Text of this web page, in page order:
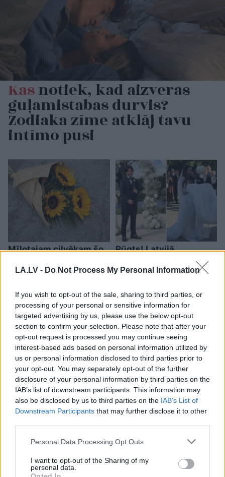
LA.LV - Do Not Process My Personal Information
If you wish to opt-out of the sale, sharing to third parties, or
processing of your personal or sensitive information for
targeted advertising by us, please use the below opt-out
section to confirm your selection. Please note that after your
opt-out request is processed you may continue seeing
interest-based ads based on personal information utilized by
us or personal information disclosed to third parties prior to
your opt-out. You may separately opt-out of the further
disclosure of your personal information by third parties on the
IAB’s list of downstream participants. This information may
also be disclosed by us to third parties on the IAB’s List of
Downstream Participants that may further disclose it to other
Please note that this website/app uses one or more Google
not limited to your visit or usage behaviour. You may click to
grant or deny consent to Google and its third-party tags to
Personal Data Processing Opt Outs
I want to opt-out of the Sharing of my
personal data.
Kasnotiek, kad aizveras
guļamistabas durvis?
Zodiaka zīme atklāj tavu
intīmo pusi
Mīļotajam cilvēkam šo
šķietami nevainīgās
asaras
Rūgts! Latvijā
slavenākais japānis
Masaki mijis gredzenus
skaista latviešu
dziesma
“Mēsturpināmies!” Kaspars